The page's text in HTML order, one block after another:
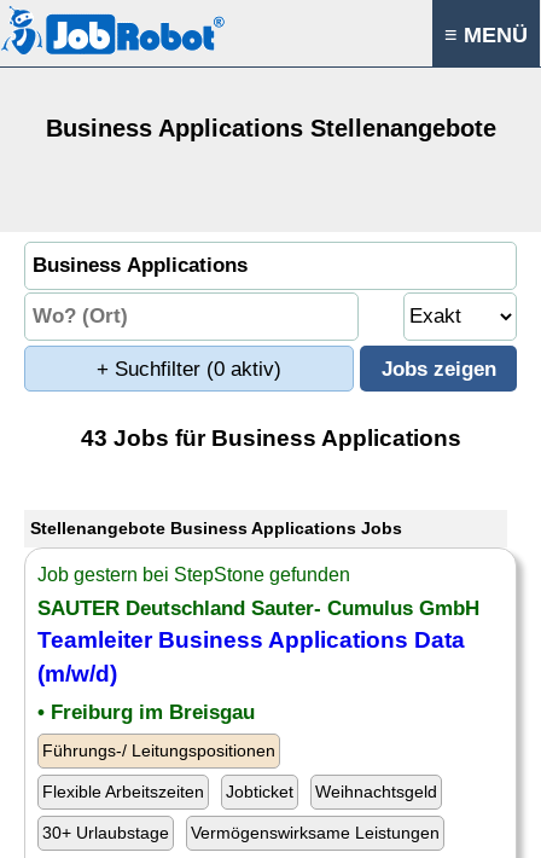
≡ MENÜ
Business Applications Stellenangebote
+ Suchfilter (0 aktiv)
43 Jobs für Business Applications
Stellenangebote Business Applications Jobs
Job gestern bei StepStone gefunden
SAUTER Deutschland Sauter- Cumulus GmbH
Teamleiter Business Applications Data
(m/w/d)
• Freiburg im Breisgau
Führungs-/ Leitungspositionen
Flexible Arbeitszeiten Jobticket Weihnachtsgeld
30+ Urlaubstage Vermögenswirksame Leistungen